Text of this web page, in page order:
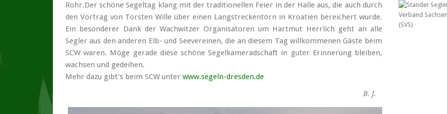
Rohr.Der schöne Segeltag klang mit der traditionellen Feier in der Halle aus, die auch durch
den Vortrag von Torsten Wille über einen Langstreckentörn in Kroatien bereichert wurde.
Ein besonderer Dank der Wachwitzer Organisatoren um Hartmut Herrlich geht an alle
Segler aus den anderen Elb- und Seevereinen, die an diesem Tag willkommenen Gäste beim
SCW waren. Möge gerade diese schöne Segelkameradschaft in guter Erinnerung bleiben,
wachsen und gedeihen.
Mehr dazu gibt’s beim SCW unter www.segeln-dresden.de
B. J.